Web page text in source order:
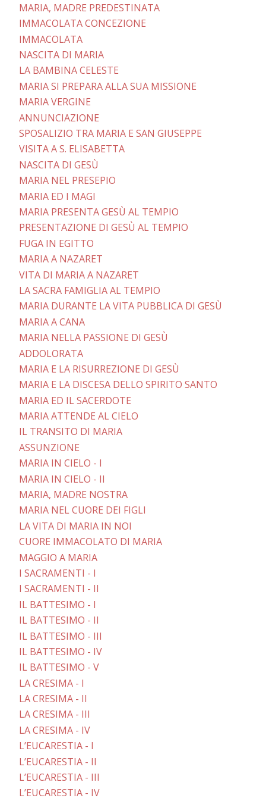
MARIA, MADRE PREDESTINATA
IMMACOLATA CONCEZIONE
IMMACOLATA
NASCITA DI MARIA
LA BAMBINA CELESTE
MARIA SI PREPARA ALLA SUA MISSIONE
MARIA VERGINE
ANNUNCIAZIONE
SPOSALIZIO TRA MARIA E SAN GIUSEPPE
VISITA A S. ELISABETTA
NASCITA DI GESÙ
MARIA NEL PRESEPIO
MARIA ED I MAGI
MARIA PRESENTA GESÙ AL TEMPIO
PRESENTAZIONE DI GESÙ AL TEMPIO
FUGA IN EGITTO
MARIA A NAZARET
VITA DI MARIA A NAZARET
LA SACRA FAMIGLIA AL TEMPIO
MARIA DURANTE LA VITA PUBBLICA DI GESÙ
MARIA A CANA
MARIA NELLA PASSIONE DI GESÙ
ADDOLORATA
MARIA E LA RISURREZIONE DI GESÙ
MARIA E LA DISCESA DELLO SPIRITO SANTO
MARIA ED IL SACERDOTE
MARIA ATTENDE AL CIELO
IL TRANSITO DI MARIA
ASSUNZIONE
MARIA IN CIELO - I
MARIA IN CIELO - II
MARIA, MADRE NOSTRA
MARIA NEL CUORE DEI FIGLI
LA VITA DI MARIA IN NOI
CUORE IMMACOLATO DI MARIA
MAGGIO A MARIA
I SACRAMENTI - I
I SACRAMENTI - II
IL BATTESIMO - I
IL BATTESIMO - II
IL BATTESIMO - III
IL BATTESIMO - IV
IL BATTESIMO - V
LA CRESIMA - I
LA CRESIMA - II
LA CRESIMA - III
LA CRESIMA - IV
L’EUCARESTIA - I
L’EUCARESTIA - II
L’EUCARESTIA - III
L’EUCARESTIA - IV